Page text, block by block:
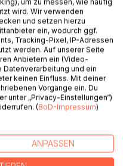
kennen.
Kilian zeigt sich
von Kalinkas
seine Zurückhaltung
und befriedigt sowohl
auch sein eigenes
der attraktiven Frau
lüften, das die anmutige
um zu messen, wie häufig
wird. Wir verwenden
und setzen hierzu
ein, wodurch ggf.
Tracking-Pixel, IP-Adressen
werden. Auf unserer Seite
Anbietern ein (Video-
und ein
keinen Einfluss. Mit deiner
Vorgänge ein. Du
unter „Privacy-Einstellungen“)
(BoD-Impressum)
ANPASSEN